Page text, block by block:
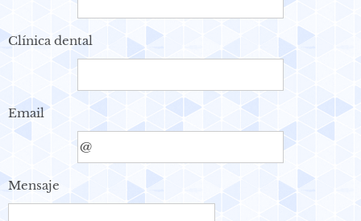
Clínica dental
Email
Mensaje